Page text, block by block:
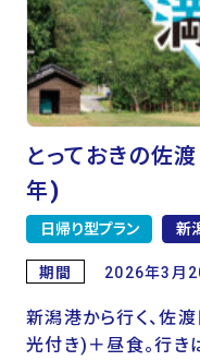
とっておきの佐
年)
日帰り型プラン 新
期間 2026年3月20
新潟港から行く、佐
光付き)＋昼食。行き